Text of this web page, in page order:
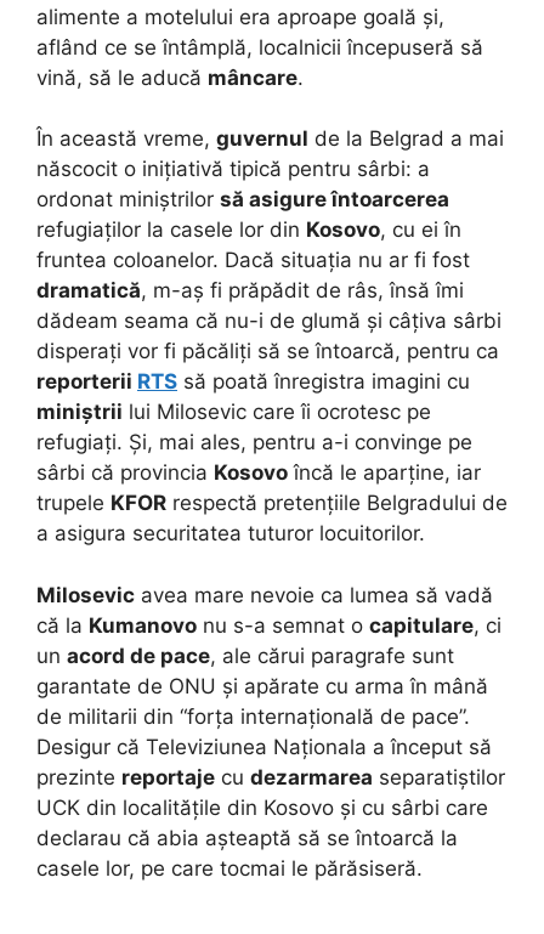
alimente a motelului era aproape goală și,
aflând ce se întâmplă, localnicii începuseră să
vină, să le aducă mâncare.
În această vreme, guvernul de la Belgrad a mai
născocit o inițiativă tipică pentru sârbi: a
ordonat miniștrilor să asigure întoarcerea
refugiaților la casele lor din Kosovo, cu ei în
fruntea coloanelor. Dacă situația nu ar fi fost
dramatică, m-aș fi prăpădit de râs, însă îmi
dădeam seama că nu-i de glumă și câțiva sârbi
disperați vor fi păcăliți să se întoarcă, pentru ca
reporterii RTS să poată înregistra imagini cu
miniștrii lui Milosevic care îi ocrotesc pe
refugiați. Și, mai ales, pentru a-i convinge pe
sârbi că provincia Kosovo încă le aparține, iar
trupele KFOR respectă pretențiile Belgradului de
a asigura securitatea tuturor locuitorilor.
Milosevic avea mare nevoie ca lumea să vadă
că la Kumanovo nu s-a semnat o capitulare, ci
un acord de pace, ale cărui paragrafe sunt
garantate de ONU și apărate cu arma în mână
de militarii din “forța internațională de pace”.
Desigur că Televiziunea Naționala a început să
prezinte reportaje cu dezarmarea separatiștilor
UCK din localitățile din Kosovo și cu sârbi care
declarau că abia așteaptă să se întoarcă la
casele lor, pe care tocmai le părăsiseră.